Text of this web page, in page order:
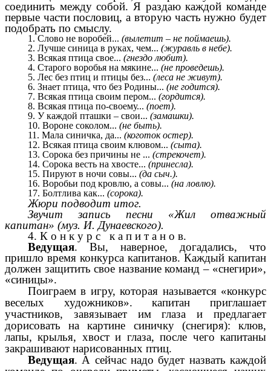
соединить между собой. Я раздаю каждой команде
первые части пословиц, а вторую часть нужно будет
подобрать по смыслу.
1. Слово не воробей... (вылетит – не поймаешь).
2. Лучше синица в руках, чем... (журавль в небе).
3. Всякая птица свое... (гнездо любит).
4. Старого воробья на мякине... (не проведешь).
5. Лес без птиц и птицы без... (леса не живут).
6. Знает птица, что без Родины... (не годится).
7. Всякая птица своим пером... (гордится).
8. Всякая птица по-своему... (поет).
9. У каждой пташки – свои... (замашки).
10. Вороне соколом... (не быть).
11. Мала синичка, да... (коготок остер).
12. Всякая птица своим клювом... (сыта).
13. Сорока без причины не ... (стрекочет).
14. Сорока весть на хвосте... (принесла).
15. Пируют в ночи совы... (да сыч.).
16. Воробьи под кровлю, а совы... (на ловлю).
17. Болтлива как... (сорока).
Жюри подводит итог.
Звучит запись песни «Жил отважный
капитан» (муз. И. Дунаевского).
4. К о н к у р с к а п и т а н о в.
Ведущая. Вы, наверное, догадались, что
пришло время конкурса капитанов. Каждый капитан
должен защитить свое название команд – «снегири»,
«синицы».
Поиграем в игру, которая называется «конкурс
веселых художников». капитан приглашает
участников, завязывает им глаза и предлагает
дорисовать на картине синичку (снегиря): клюв,
лапы, крылья, хвост и глаза, после чего капитаны
закрашивают нарисованных птиц.
Ведущая. А сейчас надо будет назвать каждой